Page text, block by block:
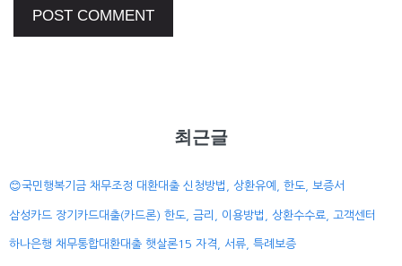
최근글
😊국민행복기금 채무조정 대환대출 신청방법, 상환유예, 한도, 보증서
삼성카드 장기카드대출(카드론) 한도, 금리, 이용방법, 상환수수료, 고객센터
하나은행 채무통합대환대출 햇살론15 자격, 서류, 특례보증